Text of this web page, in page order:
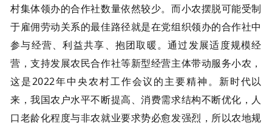
村集体领办的合作社数量依然较少。而小农摆脱可能受制
于雇佣劳动关系的最佳路径就是在党组织领办的合作社中
参与经营、利益共享、抱团取暖。通过发展适度规模经
营，支持发展农民合作社等新型经营主体带动服务小农，
这是2022年中央农村工作会议的主要精神。新时代以
来，我国农户水平不断提高、消费需求结构不断优化，人
口老龄化程度与非农就业要求势必愈发强烈，所以农地规